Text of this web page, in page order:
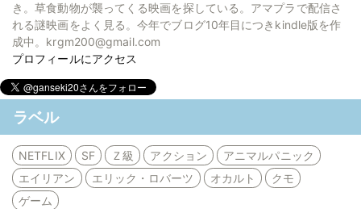
き。草食動物が襲ってくる映画を探している。アマプラで配信さ
れる謎映画をよく見る。今年でブログ10年目につきkindle版を作
成中。krgm200@gmail.com
プロフィールにアクセス
ラベル
NETFLIX SF Ｚ級 アクション
アニマルパニック
エイリアン
エリック・ロバーツ オカルト
クモ
ゲーム